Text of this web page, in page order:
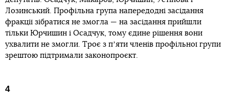
Лозинський. Профільна група напередодні засідання
фракції зібратися не змогла — на засідання прийшли
тільки Юрчишин і Осадчук, тому єдине рішення вони
ухвалити не змогли. Троє з пʼяти членів профільної групи
зрештою підтримали законопроєкт.
4